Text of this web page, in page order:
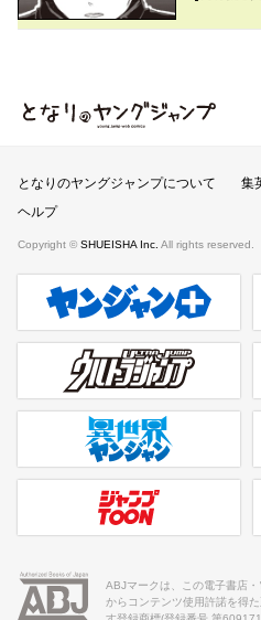
となりのヤング
となりのヤングジャンプについて
集
ヘルプ
Copyright © SHUEISHA Inc. All rights reserved.
ヤンジャンプラス
ウルトラジャンプ
異世界ヤンジャン
ジャンプTOON
ABJマークは、この電子書店
からコンテンツ使用許諾を得